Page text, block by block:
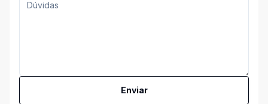
Enviar